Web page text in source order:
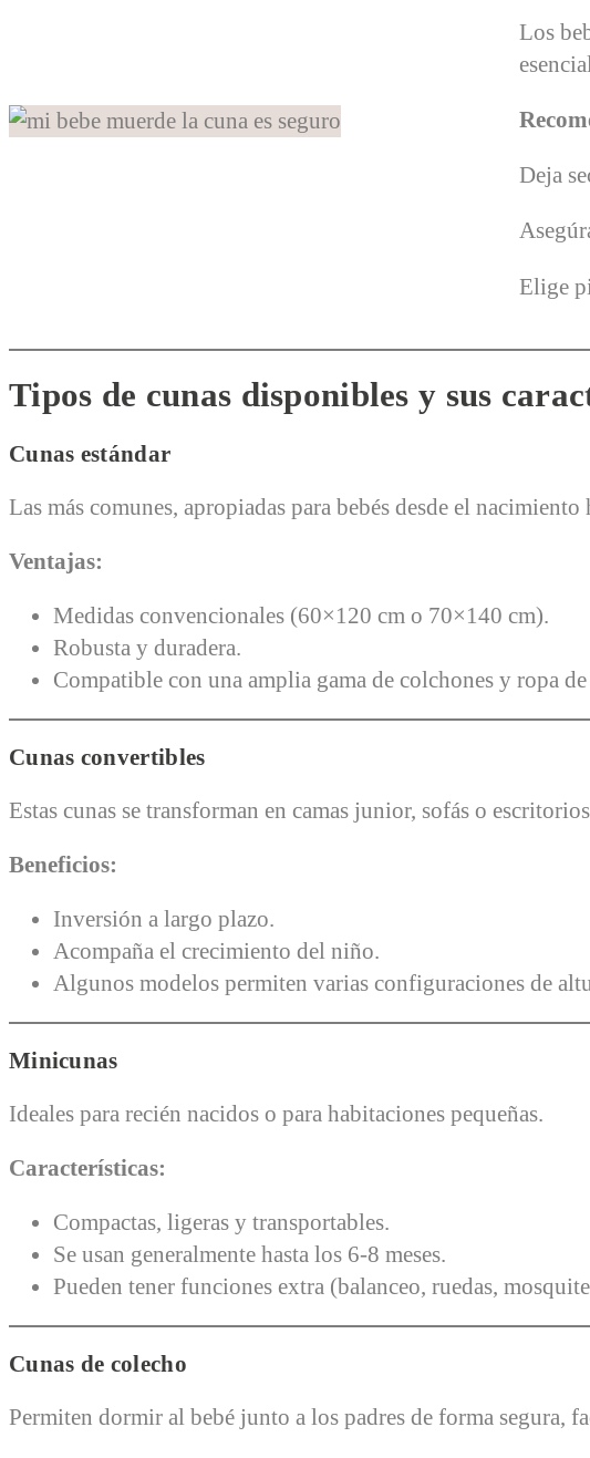
Los
Deja
Elige
Tipos de cunas disponibles y sus
Cunas estándar
Las más comunes, apropiadas para bebés desde el nacimiento
Ventajas:
Medidas convencionales (60×120 cm o 70×140 cm).
Robusta y duradera.
Compatible con una amplia gama de colchones y ropa de
Cunas convertibles
Estas cunas se transforman en camas junior, sofás o
Beneficios:
Inversión a largo plazo.
Acompaña el crecimiento del niño.
Algunos modelos permiten varias configuraciones de
Minicunas
Ideales para recién nacidos o para habitaciones pequeñas.
Características:
Compactas, ligeras y transportables.
Se usan generalmente hasta los 6-8 meses.
Pueden tener funciones extra (balanceo, ruedas,
Cunas de colecho
Permiten dormir al bebé junto a los padres de forma segura,